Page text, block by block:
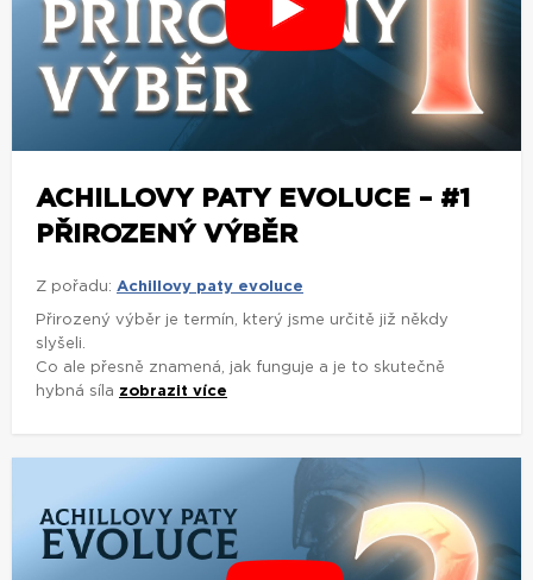
ACHILLOVY PATY EVOLUCE – #1
PŘIROZENÝ VÝBĚR
Z pořadu: Achillovy paty evoluce
Přirozený výběr je termín, který jsme určitě již někdy
slyšeli.
Co ale přesně znamená, jak funguje a je to skutečně
hybná síla zobrazit více